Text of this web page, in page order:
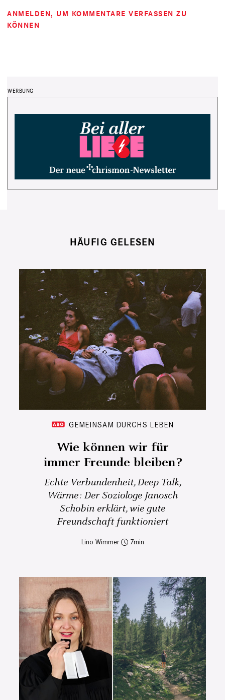
ANMELDEN, UM KOMMENTARE VERFASSEN ZU
KÖNNEN
HÄUFIG GELESEN
GEMEINSAM DURCHS LEBEN
Wie können wir für
immer Freunde bleiben?
Echte Verbundenheit, Deep Talk,
Wärme: Der Soziologe Janosch
Schobin erklärt, wie gute
Freundschaft funktioniert
Lino Wimmer 7